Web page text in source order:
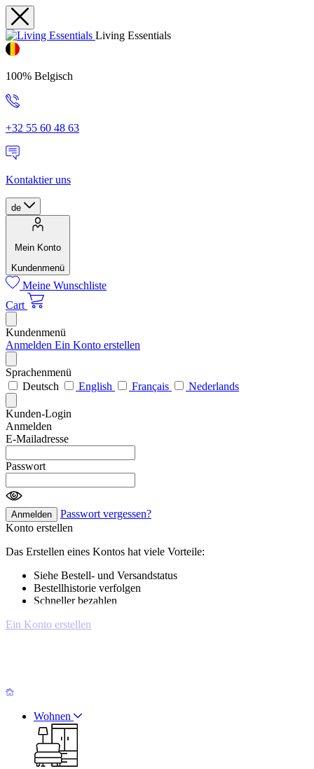
Living Essentials
100% Belgisch
+32 55 60 48 63
Kontaktier uns
de
Mein Konto
Kundenmenü
Meine Wunschliste
Cart
Kundenmenü
Anmelden Ein Konto erstellen
Sprachenmenü
Deutsch
English Français Nederlands
Kunden-Login
Anmelden
E-Mailadresse
Passwort
Anmelden
Passwort vergessen?
Konto erstellen
Das Erstellen eines Kontos hat viele Vorteile:
Siehe Bestell- und Versandstatus
Bestellhistorie verfolgen
Schneller bezahlen
Ein Konto erstellen
Wohnen